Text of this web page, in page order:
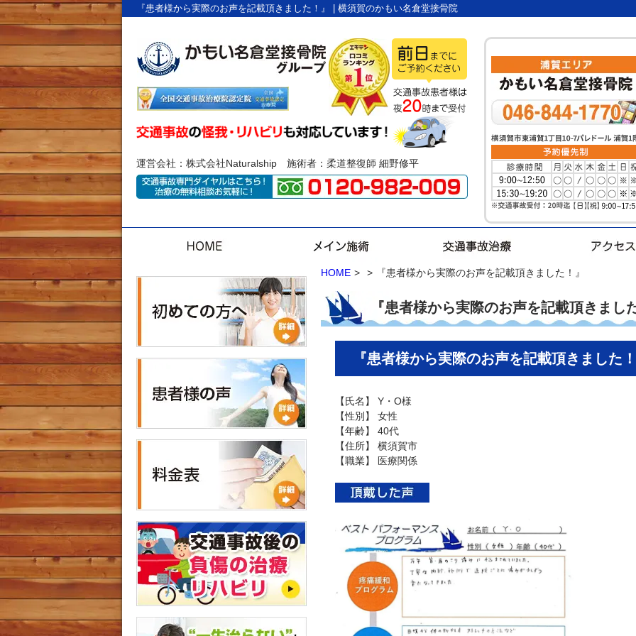
『患者様から実際のお声を記載頂きました！』 | 横須賀のかもい名倉堂接骨院
運営会社：株式会社Naturalship 施術者：柔道整復師 細野修平
HOME > > 『患者様から実際のお声を記載頂きました！』
『患者様から実際のお声を記載頂きまし
『患者様から実際のお声を記載頂きました
【氏名】 Y・O様
【性別】 女性
【年齢】 40代
【住所】 横須賀市
【職業】 医療関係